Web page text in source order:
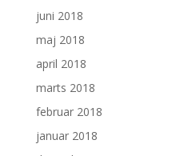
juni 2018
maj 2018
april 2018
marts 2018
februar 2018
januar 2018